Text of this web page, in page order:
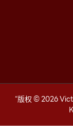
“版权 © 2026